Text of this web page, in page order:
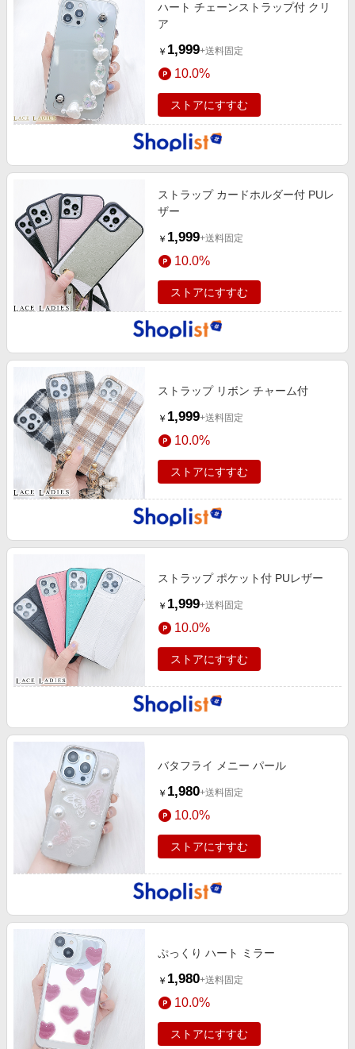
ハート チェーンストラップ付 クリ
ア
￥ 1,999+送料固定
10.0%
ストアにすすむ
ストラップ カードホルダー付 PUレ
ザー
￥ 1,999+送料固定
10.0%
ストアにすすむ
ストラップ リボン チャーム付
￥ 1,999+送料固定
10.0%
ストアにすすむ
ストラップ ポケット付 PUレザー
￥ 1,999+送料固定
10.0%
ストアにすすむ
バタフライ メニー パール
￥ 1,980+送料固定
10.0%
ストアにすすむ
ぷっくり ハート ミラー
￥ 1,980+送料固定
10.0%
ストアにすすむ